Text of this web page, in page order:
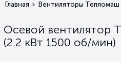
Главная Вентиляторы Тепломаш
Осевой вентилятор
(2.2 кВт 1500 oб/мин)